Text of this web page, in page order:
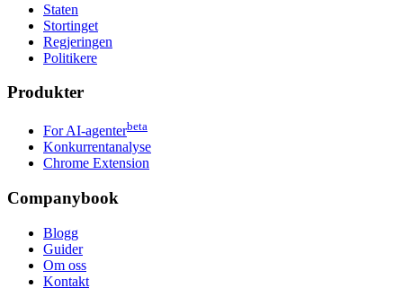
Staten
Stortinget
Regjeringen
Politikere
Produkter
For AI-agenterbeta
Konkurrentanalyse
Chrome Extension
Companybook
Blogg
Guider
Om oss
Kontakt